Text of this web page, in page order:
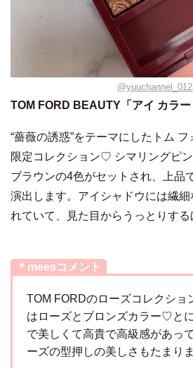
TOM FORD BEAUTY「アイ カラー
“薔薇の誘惑”をテーマにしたトム
限定コレクション♡ シマリングピ
ブラウンの4色がセットされ、上品
演出します。アイシャドウには繊細
れていて、見た目からうっとりす
＊meesコメント
TOM FORDのローズコレクショ
はローズとブロンズカラー♡と
で美しくて高貴で高級感があっ
ーズの型押しの美しさもたまり